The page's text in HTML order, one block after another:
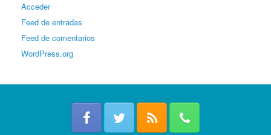
Acceder
Feed de entradas
Feed de comentarios
WordPress.org